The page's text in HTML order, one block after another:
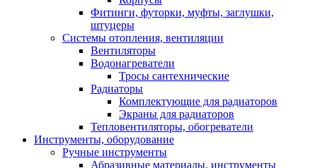
Фитинги, футорки, муфты, заглушки,
штуцеры
Системы отопления, вентиляции
Вентиляторы
Водонагреватели
Тросы сантехнические
Радиаторы
Комплектующие для радиаторов
Экраны для радиаторов
Тепловентиляторы, обогреватели
Инструменты, оборудование
Ручные инструменты
Абразивные материалы, инструменты